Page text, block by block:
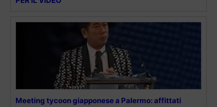
Meeting tycoon giapponese a Palermo: affittati